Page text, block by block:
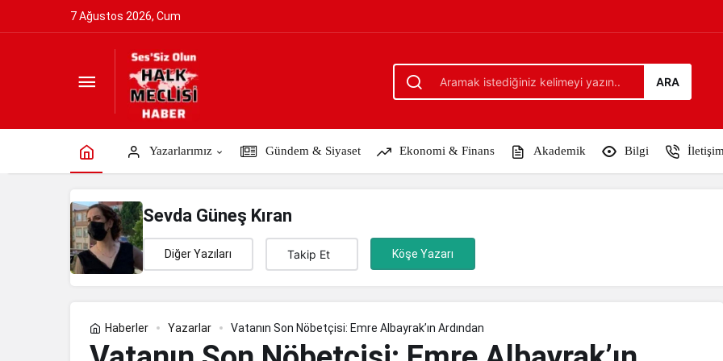
7 Ağustos 2026, Cum
ARA
Yazarlarımız Gündem & Siyaset Ekonomi & Finans Akademik Bilgi
Sevda Güneş Kıran
Diğer Yazıları Takip Et Köşe Yazarı
Haberler Yazarlar Vatanın Son Nöbetçisi: Emre Albayrak’ın Ardından
Vatanın Son Nöbetçisi: Emre Albayrak’ın Ardından